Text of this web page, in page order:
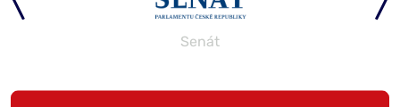
Senát